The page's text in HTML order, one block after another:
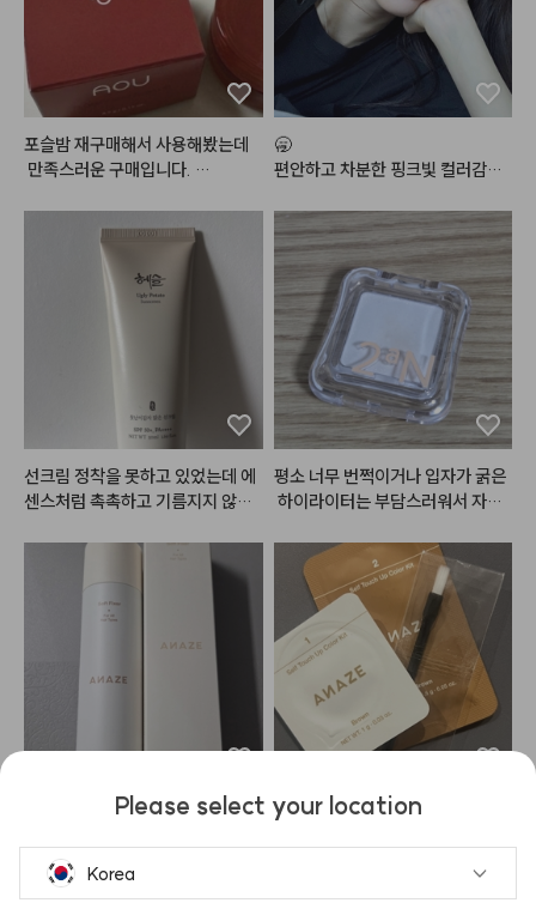
얘져요
그리고 가루가 엄청 곱더라구요 !
케이스도 너무 깔끔하고 이쁨 뿜뿜
제품 사진에서처럼 사진 그대로 색
상이 올라와서 제 마음에 쏙 들었답
니다 .. 다른 색상도 구매 각 ..
#헤메코체험단
포슬밤 재구매해서 사용해봤는데
만족스러운 구매입니다.
입술에 사용하면 지속력이 좀 떨어
지는 경향이 있어서 입술보다는 치
크나 섞어서 많이 사용하고 있어요.
립에도 베이스 립으로 깔아주고 글
데 최근 보니 색상도 다양해지고 라
인업도 다양해져서 소장 욕구 더 드
는 것 같아요.
예전보다 판매처도 다양해지고 살
좋은 것 같습니다.
구매 망설이는 분들 있으면 추천드
🥱
편안하고 차분한 핑크빛 컬러감으
말 많이 가는 최애 조합
선크림 정착을 못하고 있었는데 에
센스처럼 촉촉하고 기름지지 않아
뻑뻑하지 않고 촉촉하게 발리는 선
크림 찾으시는 분들사용해보셨으
면 좋겠어요!
물론 사람마다 개인차 있겠지만 저
도 예민한 피부라서 안 맞는 제품
사용하면 얼굴에 발진?처럼 막 올
라오고 화상 입은 것처럼 따가운데
이 선크림 사용 후 트러블 난 적 없
어요!
찮겠다 싶으시면 도전해보세용!
평소 너무 번쩍이거나 입자가 굵은
하이라이터는 부담스러워서 자연
하는데, 퓨어 글래시 하이라이터는
이름처럼 맑고 투명한 느낌의 광이
예뻐서 만족스러웠어요. OR02 써
니빔 컬러는 피부에 동동 뜨지 않고
은은하게 어우러져서 데일리로 사
용하기 좋습니다. 코끝이나 콧대,
광대 위쪽에 가볍게 올려주면 얼굴
이 입체적으로 보이면서 피부 자체
가 좋아 보이는 느낌이에요. 가루날
하기도 편했어요. 한 번에 진하게
하면서 원하는 만큼 광을 조절할 수
있어서 초보자도 사용하기 쉬울 것
같아요. 특히 햇빛이나 조명 아래
냄새, 고정력, 세정력 적당하고 좋
어네이즈 눈썹 염색키트 써봤는데
Please select your location
Korea